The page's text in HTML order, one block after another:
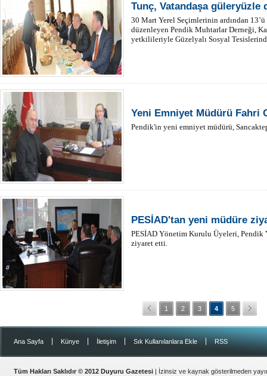
Tunç, Vatandaşa güleryüzle
30 Mart Yerel Seçimlerinin ardından
düzenleyen Pendik Muhtarlar Derneği,
yetkilileriyle Güzelyalı Sosyal
Yeni Emniyet Müdürü Fahri
Pendik'in yeni emniyet müdürü,
PESİAD'tan yeni müdüre
PESİAD Yönetim Kurulu Üyeleri,
ziyaret etti.
1 2 3 4 5
Ana Sayfa Künye İletişim Sık Kullanılanlara Ekle | RSS
Tüm Hakları Saklıdır © 2012 Duyuru Gazetesi | İzinsiz ve kaynak gösterilmeden